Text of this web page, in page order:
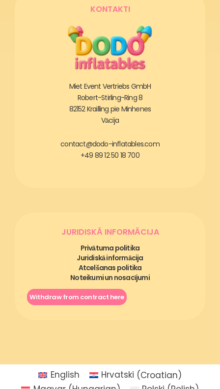
KONTAKTI
Miet Event Vertriebs GmbH
Robert-Stirling-Ring 8
82152 Krailling pie Minhenes
Vācija
contact@dodo-inflatables.com
+49 89 12 50 18 700
JURIDISKĀ INFORMĀCIJA
Privātuma politika
Juridiskā informācija
Atcelšanas politika
Noteikumi un nosacījumi
Withdraw from contract here
English Hrvatski (Croatian)